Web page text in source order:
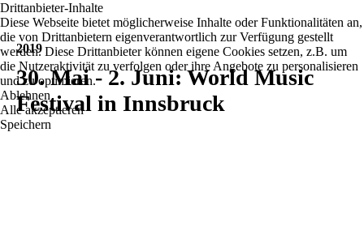
2019
30. Mai - 2. Juni: World Music
Festival in Innsbruck
Drittanbieter-Inhalte
Diese Webseite bietet möglicherweise Inhalte oder Funktionalitäten an,
die von Drittanbietern eigenverantwortlich zur Verfügung gestellt
werden. Diese Drittanbieter können eigene Cookies setzen, z.B. um
die Nutzeraktivität zu verfolgen oder ihre Angebote zu personalisieren
und zu optimieren.
Ablehnen
Alle akzeptieren
Speichern